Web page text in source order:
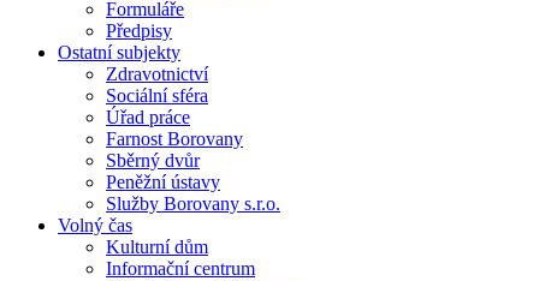
Formuláře
Předpisy
Ostatní subjekty
Zdravotnictví
Sociální sféra
Úřad práce
Farnost Borovany
Sběrný dvůr
Peněžní ústavy
Služby Borovany s.r.o.
Volný čas
Kulturní dům
Informační centrum